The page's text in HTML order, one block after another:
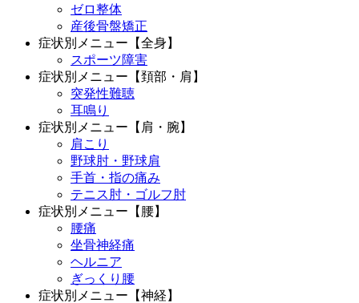
ゼロ整体
産後骨盤矯正
症状別メニュー【全身】
スポーツ障害
症状別メニュー【頚部・肩】
突発性難聴
耳鳴り
症状別メニュー【肩・腕】
肩こり
野球肘・野球肩
手首・指の痛み
テニス肘・ゴルフ肘
症状別メニュー【腰】
腰痛
坐骨神経痛
ヘルニア
ぎっくり腰
症状別メニュー【神経】